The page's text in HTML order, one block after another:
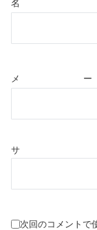
次回のコメントで